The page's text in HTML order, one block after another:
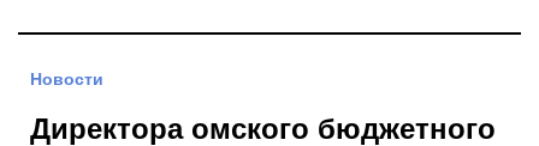
Новости
Директора омского бюджетного